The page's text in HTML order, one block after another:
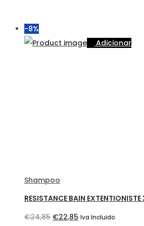
-8%
Adicionar
Shampoo
RESISTANCE BAIN
€24,85 O
€22,85 O
Iva Incluido